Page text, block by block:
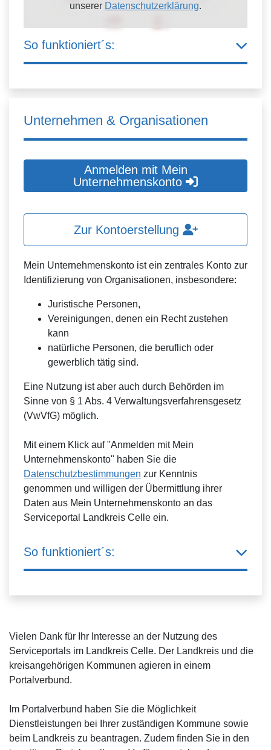
unserer Datenschutzerklärung.
So funktioniert´s:
Unternehmen & Organisationen
Anmelden mit Mein
Unternehmenskonto
Zur Kontoerstellung
Mein Unternehmenskonto ist ein zentrales Konto zur
Identifizierung von Organisationen, insbesondere:
Juristische Personen,
Vereinigungen, denen ein Recht zustehen
kann
natürliche Personen, die beruflich oder
gewerblich tätig sind.
Eine Nutzung ist aber auch durch Behörden im
Sinne von § 1 Abs. 4 Verwaltungsverfahrensgesetz
(VwVfG) möglich.
Mit einem Klick auf "Anmelden mit Mein
Unternehmenskonto" haben Sie die
Datenschutzbestimmungen zur Kenntnis
genommen und willigen der Übermittlung ihrer
Daten aus Mein Unternehmenskonto an das
Serviceportal Landkreis Celle ein.
So funktioniert´s:
Vielen Dank für Ihr Interesse an der Nutzung des
Serviceportals im Landkreis Celle. Der Landkreis und die
kreisangehörigen Kommunen agieren in einem
Portalverbund.
Im Portalverbund haben Sie die Möglichkeit
Dienstleistungen bei Ihrer zuständigen Kommune sowie
beim Landkreis zu beantragen. Zudem finden Sie in den